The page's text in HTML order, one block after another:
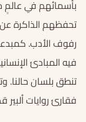
بأسمائهم في عالمٍ
تحفظهم الذاكرة
رفوف الأدب.
فيه المبادئ
تنطق بلسان حالنا.
فقارئ روايات ألبير